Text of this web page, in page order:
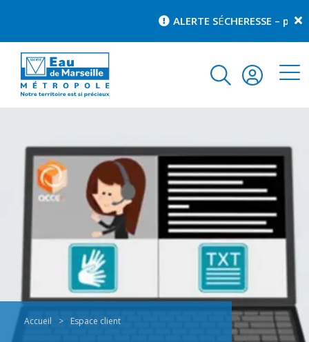
ALERTE S ÉCHERESSE –
Accueil > Espace client